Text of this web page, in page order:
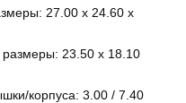
27.00 x 24.60 x
размеры: 23.50 x 18.10
корпуса: 3.00 / 7.40